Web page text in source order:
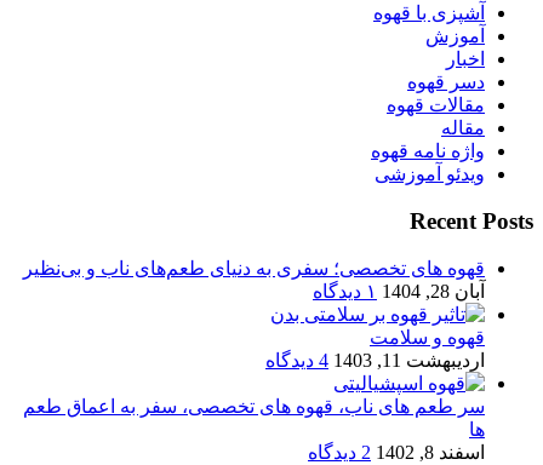
آشپزی با قهوه
آموزش
اخبار
دسر قهوه
مقالات قهوه
مقاله
واژه نامه قهوه
ویدئو آموزشی
Recent Posts
قهوه های تخصصی؛ سفری به دنیای طعم‌های ناب و بی‌نظیر
آبان 28, 1404
۱ دیدگاه
قهوه و سلامت
اردیبهشت 11, 1403
4 دیدگاه
سر طعم های ناب، قهوه های تخصصی، سفر به اعماق طعم
ها
اسفند 8, 1402
2 دیدگاه